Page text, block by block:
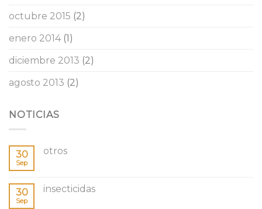
octubre 2015 (2)
enero 2014(1)
diciembre 2013 (2)
agosto 2013 (2)
NOTICIAS
30
Sep
otros
30
Sep
insecticidas